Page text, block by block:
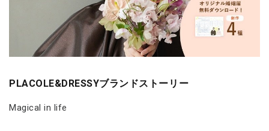
PLACOLE&DRESSYブランドストーリー
Magical in life